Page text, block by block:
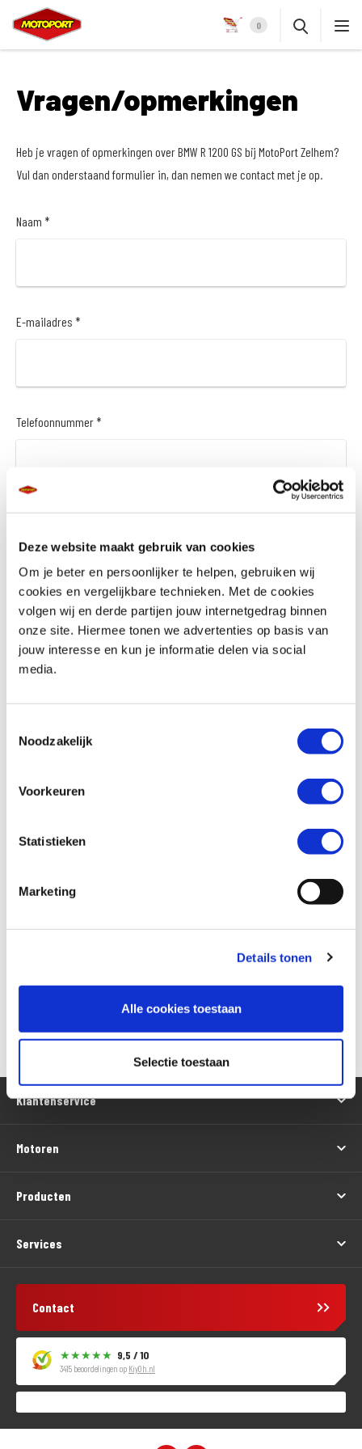
Deze website maakt gebruik van cookies
Om je beter en persoonlijker te helpen, gebruiken wij
cookies en vergelijkbare technieken. Met de cookies
volgen wij en derde partijen jouw internetgedrag binnen
onze site. Hiermee tonen we advertenties op basis van
jouw interesse en kun je informatie delen via social
media.
Noodzakelijk
Voorkeuren
Statistieken
Marketing
Details tonen
Alle cookies toestaan
Selectie toestaan
0
Vragen/opmerkingen
Heb je vragen of opmerkingen over BMW R 1200 GS bij MotoPort Zelhem?
Vul dan onderstaand formulier in, dan nemen we contact met je op.
Naam *
E-mailadres *
Telefoonnummer *
Wil je een financieringsaanbod *
Ja Nee
Klantenservice
Motoren
Producten
Services
Contact
9,5 / 10
3415 beoordelingen op KiyOh.nl